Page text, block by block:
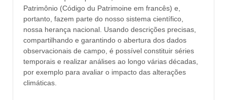
Patrimônio (Código du Patrimoine em francês) e,
portanto, fazem parte do nosso sistema científico,
nossa herança nacional. Usando descrições precisas,
compartilhando e garantindo o abertura dos dados
observacionais de campo, é possível constituir séries
temporais e realizar análises ao longo várias décadas,
por exemplo para avaliar o impacto das alterações
climáticas.